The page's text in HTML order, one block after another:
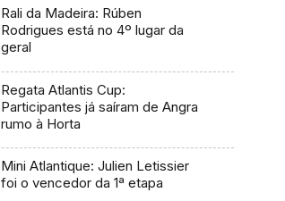
Rali da Madeira: Rúben
Rodrigues está no 4º lugar da
geral
Regata Atlantis Cup:
Participantes já saíram de Angra
rumo à Horta
Mini Atlantique: Julien Letissier
foi o vencedor da 1ª etapa